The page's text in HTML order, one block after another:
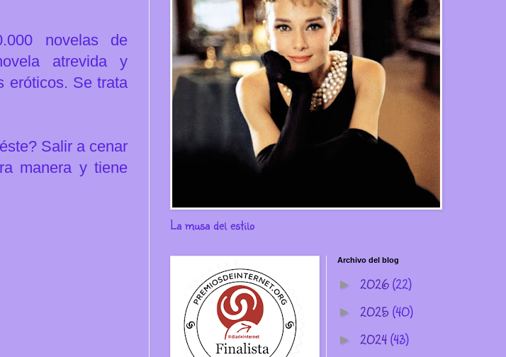
novelas de
atrevida y
eróticos. Se trata
Salir a cenar
manera y tiene
La musa del estilo
Archivo del blog
► 2026(22)
► 2025(40)
► 2024(43)